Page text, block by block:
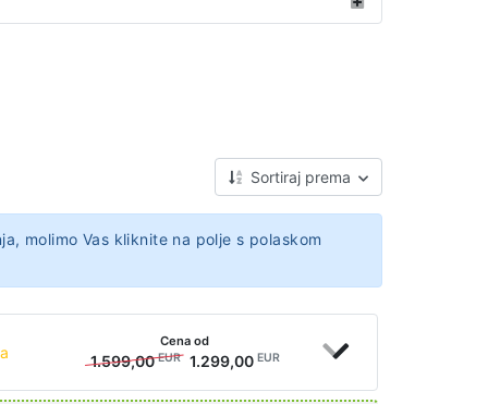
Sortiraj prema
molimo Vas kliknite na polje s polaskom
Cena od
1.599,00EUR 1.299,00 EUR